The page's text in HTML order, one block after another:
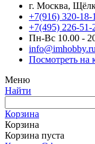
г. Москва,
+7(916) 320-18-
+7(495) 226-51-
Пн-Вс 10.00 -
info@imhobby.ru
Посмотреть на
Меню
Найти
Корзина
Корзина
Корзина пуста